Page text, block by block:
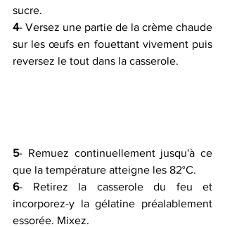
sucre.
4- Versez une partie de la crème chaude
sur les œufs en fouettant vivement puis
reversez le tout dans la casserole.
5- Remuez continuellement jusqu'à ce
que la température atteigne les 82°C.
6- Retirez la casserole du feu et
incorporez-y la gélatine préalablement
essorée. Mixez.